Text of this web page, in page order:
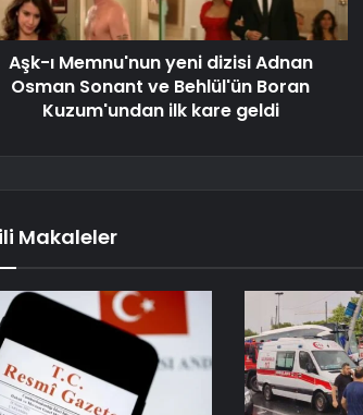
Aşk-ı Memnu'nun yeni dizisi Adnan
Osman Sonant ve Behlül'ün Boran
Kuzum'undan ilk kare geldi
Makaleler